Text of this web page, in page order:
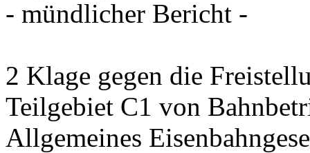
- mündlicher Bericht -
2 Klage gegen die
Teilgebiet C1 von
Allgemeines